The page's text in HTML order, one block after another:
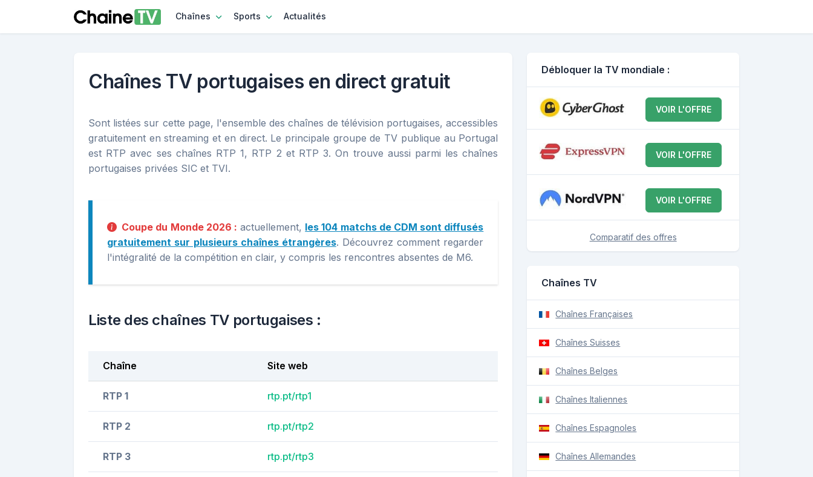
Chaînes Sports Actualités
Chaînes TV portugaises en direct gratuit
Sont listées sur cette page, l'ensemble des chaînes de télévision portugaises, accessibles
gratuitement en streaming et en direct. Le principale groupe de TV publique au Portugal
est RTP avec ses chaînes RTP 1, RTP 2 et RTP 3. On trouve aussi parmi les chaînes
portugaises privées SIC et TVI.
Coupe du Monde 2026 : actuellement, les 104 matchs de CDM sont diffusés
gratuitement sur plusieurs chaînes étrangères. Découvrez comment regarder
l'intégralité de la compétition en clair, y compris les rencontres absentes de M6.
Liste des chaînes TV portugaises :
Chaîne Site web
RTP 1 rtp.pt/rtp1
RTP 2 rtp.pt/rtp2
RTP 3 rtp.pt/rtp3
Débloquer la TV mondiale :
VOIR L'OFFRE
VOIR L'OFFRE
VOIR L'OFFRE
Comparatif des offres
Chaînes TV
Chaînes Françaises
Chaînes Suisses
Chaînes Belges
Chaînes Italiennes
Chaînes Espagnoles
Chaînes Allemandes